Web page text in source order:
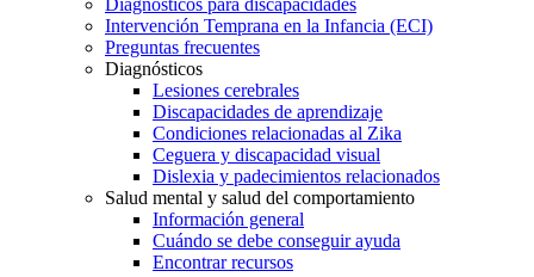
Intervención Temprana en la Infancia (ECI)
Preguntas frecuentes
Diagnósticos
Lesiones cerebrales
Discapacidades de aprendizaje
Condiciones relacionadas al Zika
Ceguera y discapacidad visual
Dislexia y padecimientos relacionados
Salud mental y salud del comportamiento
Información general
Cuándo se debe conseguir ayuda
Encontrar recursos